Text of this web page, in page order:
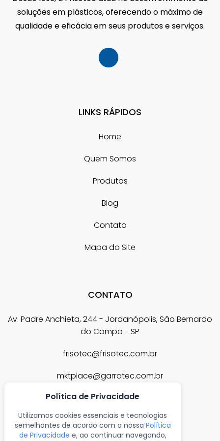
soluções em plásticos, oferecendo o máximo de
qualidade e eficácia em seus produtos e serviços.
LINKS RÁPIDOS
Home
Quem Somos
Produtos
Blog
Contato
Mapa do Site
CONTATO
Av. Padre Anchieta, 244 - Jordanópolis, São Bernardo
do Campo - SP
frisotec@frisotec.com.br
mktplace@garratec.com.br
garratec@garratec.com.br
(11) 4330-8126
Política de Privacidade
Utilizamos cookies essenciais e tecnologias
semelhantes de acordo com a nossa Política
de Privacidade e, ao continuar navegando,